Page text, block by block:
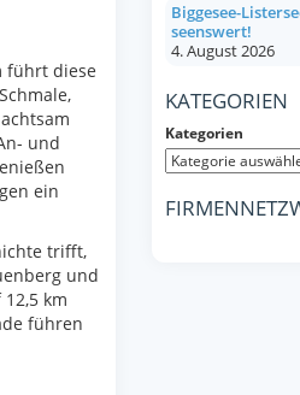
führt diese
und
ein
trifft,
und
km
führen
Biggesee-
seenswert!
4. August 2026
KATEGORIEN
Kategorien